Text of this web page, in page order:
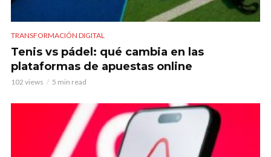
TRANSFORMACIÓN DIGITAL
Tenis vs pádel: qué cambia en las
plataformas de apuestas online
102 views 5 min read